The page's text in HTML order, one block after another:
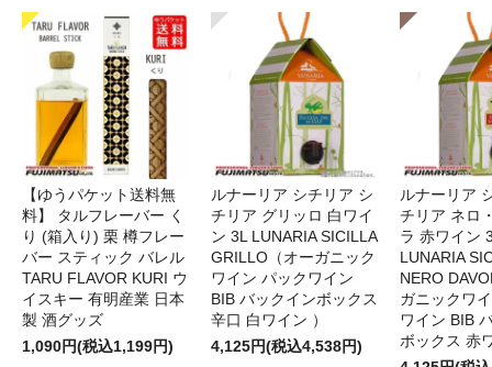
【ゆうパケット送料無
料】 タルフレーバー く
り (箱入り) 栗 樽フレー
バー スティック バレル
TARU FLAVOR KURI ウ
イスキー 有明産業 日本
製 酒グッズ
1,090円(税込1,199円)
ルナーリア シチリア シ
チリア グリッロ 白ワイ
ン 3L LUNARIA SICILLA
GRILLO（オーガニック
ワイン パックワイン
BIB バックインボックス
辛口 白ワイン ）
4,125円(税込4,538円)
ルナーリア
チリア ネロ
ラ 赤ワイ
LUNARIA
NERO
ガニックワ
ワイン BIB
ボックス 赤